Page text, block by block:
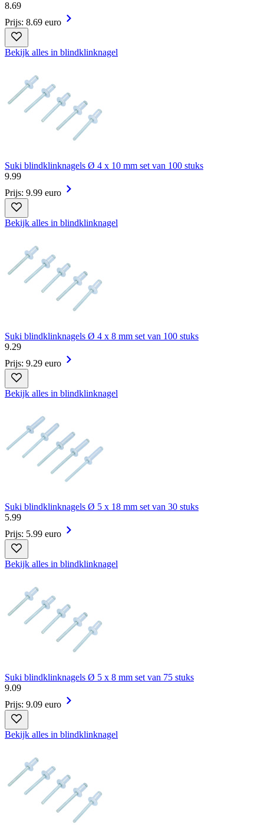
8.69
Prijs: 8.69 euro
Bekijk alles in blindklinknagel
Suki blindklinknagels Ø 4 x 10 mm set van 100 stuks
9.99
Prijs: 9.99 euro
Bekijk alles in blindklinknagel
Suki blindklinknagels Ø 4 x 8 mm set van 100 stuks
9.29
Prijs: 9.29 euro
Bekijk alles in blindklinknagel
Suki blindklinknagels Ø 5 x 18 mm set van 30 stuks
5.99
Prijs: 5.99 euro
Bekijk alles in blindklinknagel
Suki blindklinknagels Ø 5 x 8 mm set van 75 stuks
9.09
Prijs: 9.09 euro
Bekijk alles in blindklinknagel